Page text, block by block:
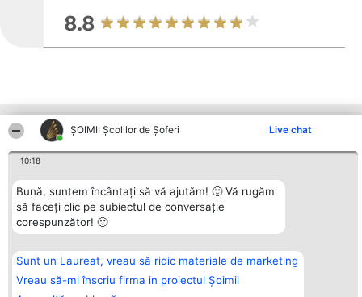
ŞOIMII Școlilor de Șoferi Live chat
10:18
Bună, suntem încântați să vă ajutăm! 🙂 Vă rugăm
să faceți clic pe subiectul de conversație
corespunzător! 🙂
Sunt un Laureat, vreau să ridic materiale de marketing
Vreau să-mi înscriu firma in proiectul Șoimii
8.8
Alte firme din zonă
Organizator Ranking
BRIGHT SOLUTIONS BR SRL
Aleea Timisul De Sus 2 Bl. A30
Sc. A Et. 4 Ap. 13 Cod 061952
București
tel: +40 770 990 492
Plebiscyt
Câștigătorii
Lista Tuturor
Reguli
Politica de
Contact
Contact